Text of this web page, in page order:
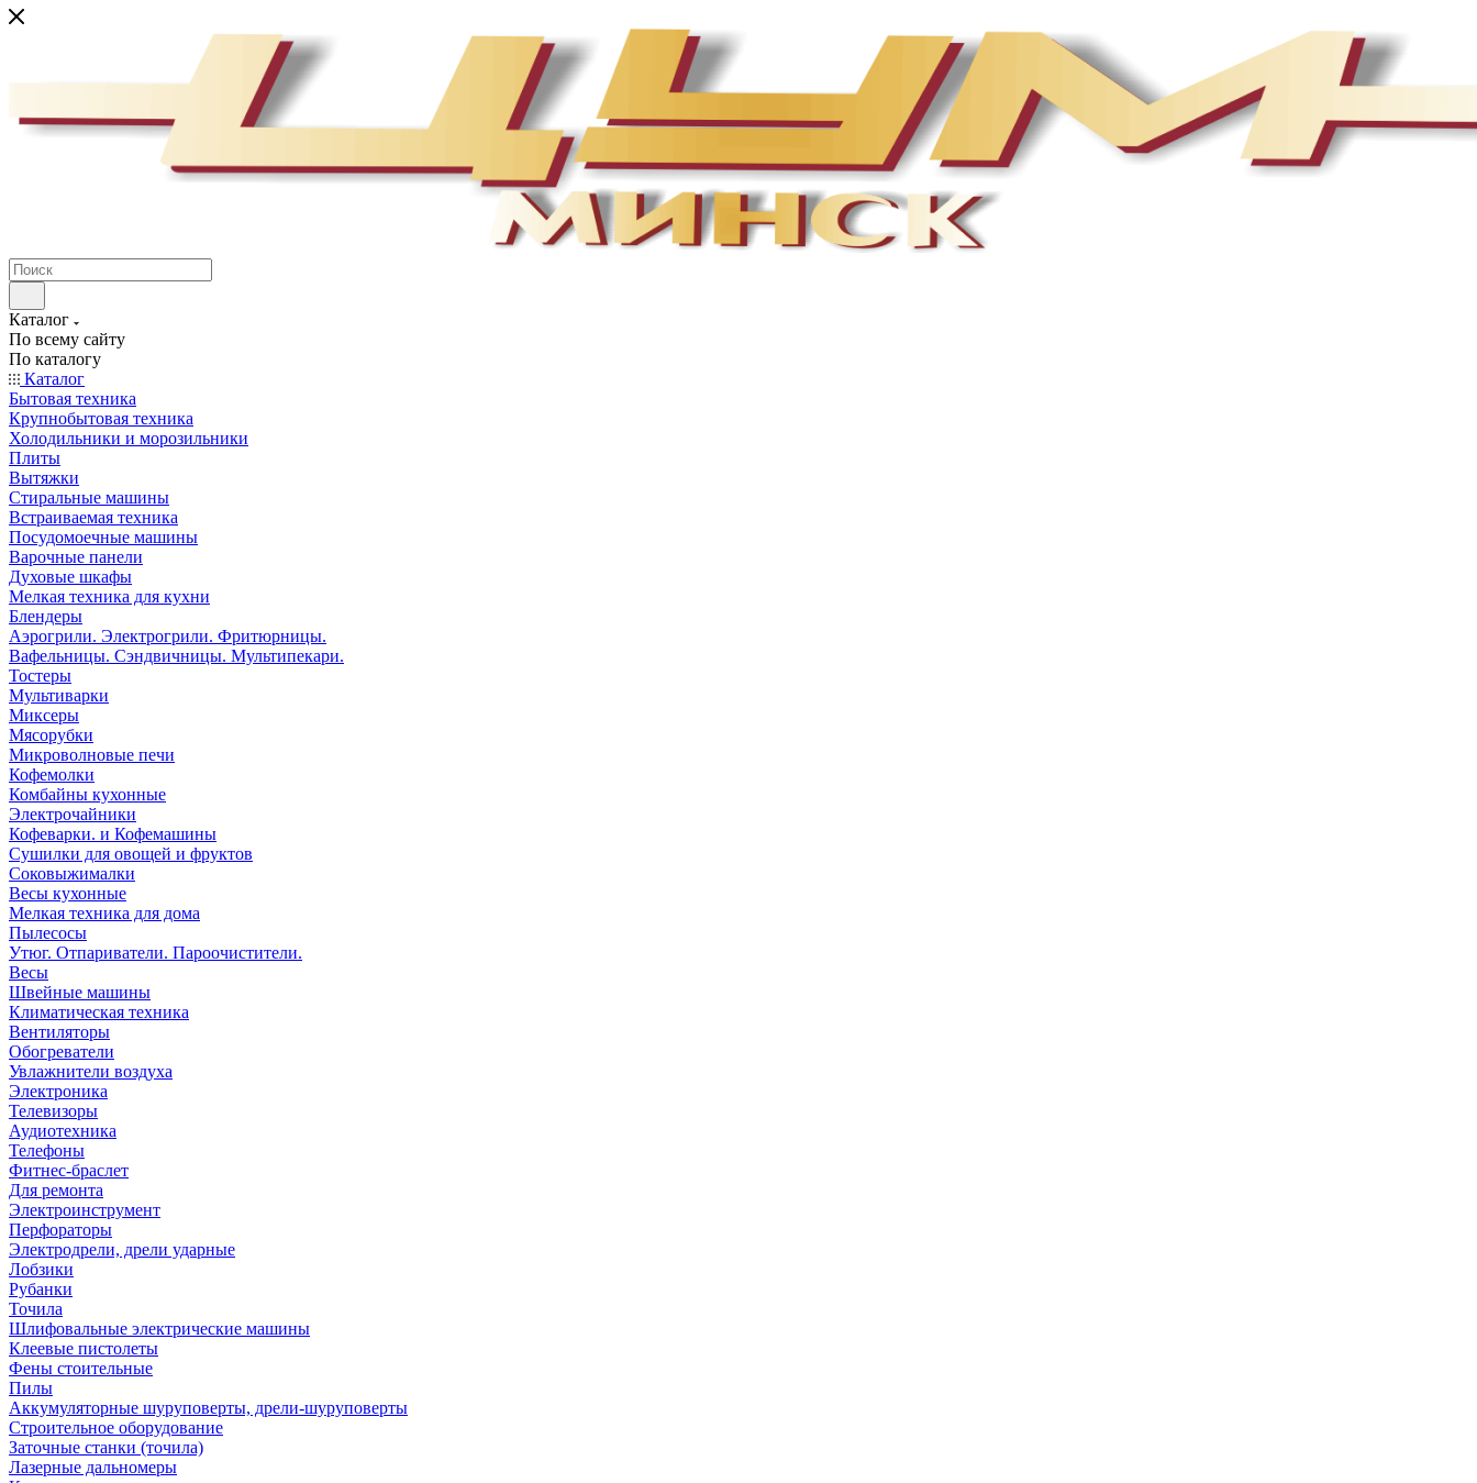
Каталог
По всему сайту
По каталогу
Каталог
Бытовая техника
Крупнобытовая техника
Холодильники и морозильники
Плиты
Вытяжки
Стиральные машины
Встраиваемая техника
Посудомоечные машины
Варочные панели
Духовые шкафы
Мелкая техника для кухни
Блендеры
Аэрогрили. Электрогрили. Фритюрницы.
Вафельницы. Сэндвичницы. Мультипекари.
Тостеры
Мультиварки
Миксеры
Мясорубки
Микроволновые печи
Кофемолки
Комбайны кухонные
Электрочайники
Кофеварки. и Кофемашины
Сушилки для овощей и фруктов
Соковыжималки
Весы кухонные
Мелкая техника для дома
Пылесосы
Утюг. Отпариватели. Пароочистители.
Весы
Швейные машины
Климатическая техника
Вентиляторы
Обогреватели
Увлажнители воздуха
Электроника
Телевизоры
Аудиотехника
Телефоны
Фитнес-браслет
Для ремонта
Электроинструмент
Перфораторы
Электродрели, дрели ударные
Лобзики
Рубанки
Точила
Шлифовальные электрические машины
Клеевые пистолеты
Фены стоительные
Пилы
Аккумуляторные шуруповерты, дрели-шуруповерты
Строительное оборудование
Заточные станки (точила)
Лазерные дальномеры